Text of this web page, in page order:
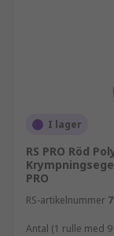
I lager
RS PRO Röd
PRO
RS-artikelnummer
Antal (1 rulle med